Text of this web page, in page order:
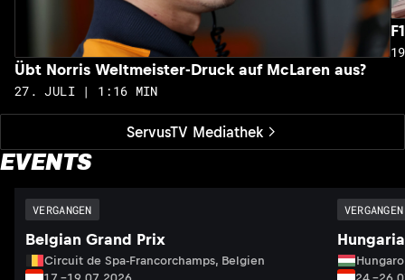
ServusTV Mediathek
Übt Norris Weltmeister-Druck auf McLaren aus?
27. JULI | 1:16 MIN
EVENTS
VERGANGEN
Belgian Grand Prix
Circuit de Spa-Francorchamps, Belgien
VERGANGEN